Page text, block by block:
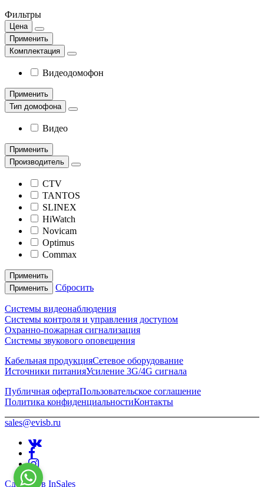
Фильтры
Цена
Применить
Комплектация
Видеодомофон
Применить
Тип домофона
Видео
Применить
Производитель
CTV
TANTOS
SLINEX
HiWatch
Novicam
Optimus
Commax
Применить
Применить
Сбросить
Системы видеонаблюдения
Системы контроля и управления доступом
Охранно-пожарная сигнализация
Системы звукового оповещения
Кабельная продукцияСетевое оборудование
Источники питанияУсиление 3G/4G сигнала
Публичная офертаПользовательское соглашение
Политика конфиденциальностиКонтакты
sales@evisb.ru
Сделано в InSales